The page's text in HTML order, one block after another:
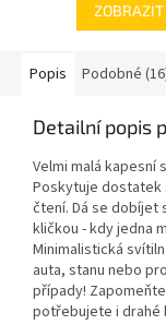
ZOBRAZIT
Popis Podobné
Detailní popis
Velmi malá kapesní
Poskytuje dostatek
čtení. Dá se dobíjet
kličkou - kdy jedna
Minimalistická
auta, stanu nebo
případy!
potřebujete i drahé